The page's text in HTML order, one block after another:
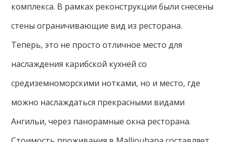
комплекса. В рамках реконструкции были снесены
стены ограничивающие вид из ресторана.
Теперь, это не просто отличное место для
наслаждения карибской кухней со
средиземноморскими нотками, но и место, где
можно наслаждаться прекрасными видами
Ангильи, через панорамные окна ресторана.